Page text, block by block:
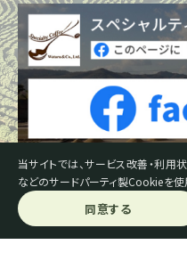
当サイトでは、サービス改善・利
などのサードパーティ製Cookieを使
同意する